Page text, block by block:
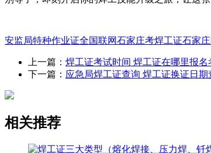
安监局特种作业证全国联网石家庄考焊工证石家
上一篇： 焊工证考试时间 焊工证在哪里报名
下一篇： 应急局焊工证查询 焊工证换证日期
相关推荐